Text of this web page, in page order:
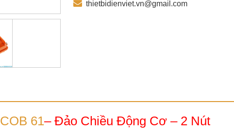
thietbidienviet.vn@gmail.com
COB 61– Đảo Chiều Động Cơ – 2 Nút